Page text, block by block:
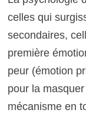
celles qui
secondaires,
première
peur (émotion
pour la
mécanisme en